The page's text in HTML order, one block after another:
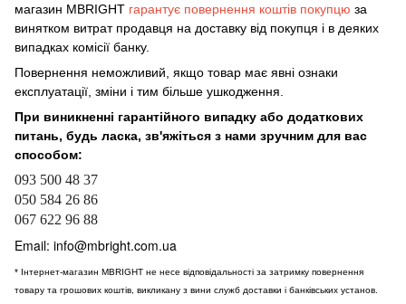
магазин MBRIGHT гарантує повернення коштів покупцю за
винятком витрат продавця на доставку від покупця і в деяких
випадках комісії банку.
Повернення неможливий, якщо товар має явні ознаки
експлуатації, зміни і тим більше ушкодження.
При виникненні гарантійного випадку або додаткових
питань, будь ласка, зв'яжіться з нами зручним для вас
способом:
093 500 48 37
050 584 26 86
067 622 96 88
Email: info@mbright.com.ua
* Інтернет-магазин MBRIGHT не несе відповідальності за затримку повернення
товару та грошових коштів, викликану з вини служб доставки і банківських установ.